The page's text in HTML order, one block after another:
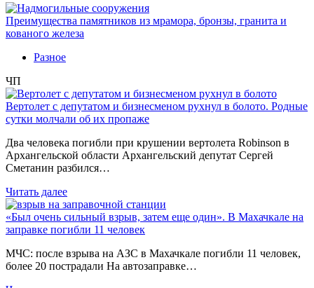
Преимущества памятников из мрамора, бронзы, гранита и
кованого железа
Разное
ЧП
Вертолет с депутатом и бизнесменом рухнул в болото. Родные
сутки молчали об их пропаже
Два человека погибли при крушении вертолета Robinson в
Архангельской области Архангельский депутат Сергей
Сметанин разбился…
Читать далее
«Был очень сильный взрыв, затем еще один». В Махачкале на
заправке погибли 11 человек
МЧС: после взрыва на АЗС в Махачкале погибли 11 человек,
более 20 пострадали На автозаправке…